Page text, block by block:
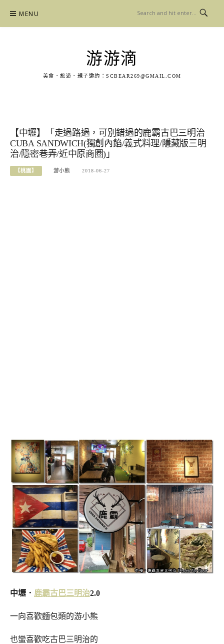
content
MENU
游游滴
美食．旅遊．親子邀約： SCBEAR269@GMAIL.COM
【中壢】「走過路過，可別錯過的鹿霸古巴三明治
CUBA SANDWICH(獨創內餡/義式料理/隱藏版三明
治/隱密巷弄/近中原商圈)」
【桃園】 游小熊 2018-06-27
中壢． 鹿霸古巴三明治2.0
一向喜歡麵包類的游小熊
也蠻喜歡吃古巴三明治的